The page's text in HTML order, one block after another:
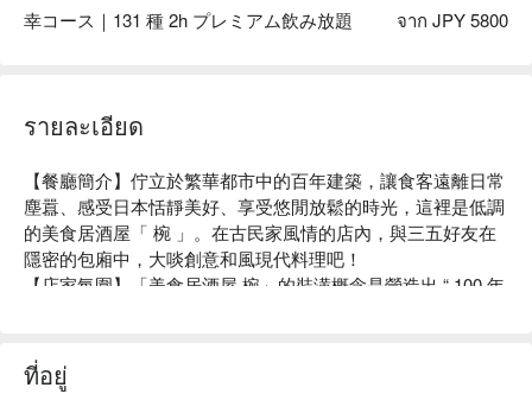
幸コース｜131 種 2h プレミアム飲み放題 จาก JPY 5800
รายละเอียด
【餐廳簡介】佇立於繁華都市中的百年建築，讓食客遠離日常
塵囂、感受日本恬靜美好、享受悠閒放鬆的時光，這裡是低調
的美食居酒屋「 椀 」。在古民家風情的店內，與三五好友在
隱密的包廂中，大啖創意和風現代料理吧！
【店家氛圍】「美食居酒屋 椀」的裝潢概念是營造出 “ 100 年
間。在匠人精心設計的沈穩日式氛圍中，以美酒佳餚招待來
客、帶您品味日常之美。此外，如同店名「椀」（碗）一樣，
ที่อยู่